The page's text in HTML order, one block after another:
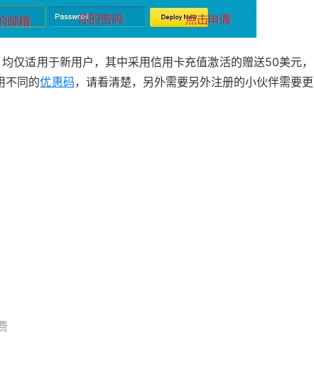
均仅适用于新用户，其中采用信用卡充值激活的赠送50美元，
不同的优惠码，请看清楚，另外需要另外注册的小伙伴需要更